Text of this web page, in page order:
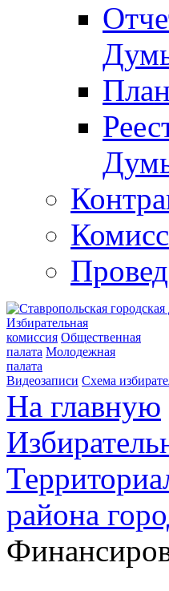
Избирательная
комиссия Общественная
палата Молодежная
палата
Видеозаписи Схема
На главную
района